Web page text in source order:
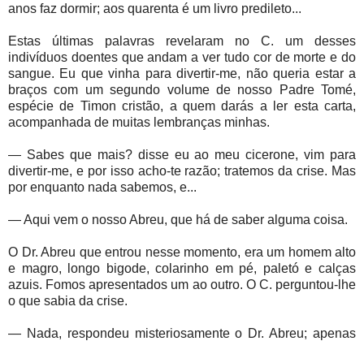
anos faz dormir; aos quarenta é um livro predileto...
Estas últimas palavras revelaram no C. um desses
indivíduos doentes que andam a ver tudo cor de morte e do
sangue. Eu que vinha para divertir-me, não queria estar a
braços com um segundo volume de nosso Padre Tomé,
espécie de Timon cristão, a quem darás a ler esta carta,
acompanhada de muitas lembranças minhas.
— Sabes que mais? disse eu ao meu cicerone, vim para
divertir-me, e por isso acho-te razão; tratemos da crise. Mas
por enquanto nada sabemos, e...
— Aqui vem o nosso Abreu, que há de saber alguma coisa.
O Dr. Abreu que entrou nesse momento, era um homem alto
e magro, longo bigode, colarinho em pé, paletó e calças
azuis. Fomos apresentados um ao outro. O C. perguntou-lhe
o que sabia da crise.
— Nada, respondeu misteriosamente o Dr. Abreu; apenas